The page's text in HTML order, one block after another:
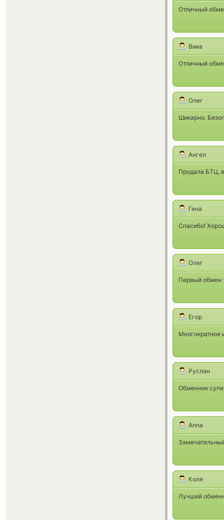
Отличный
Вика
Отличный
Олег
Шикарно.
Ангел
Продала БТЦ,
Гена
Спасибо!
Олег
Первый обмен
Егор
Многократное
Руслан
Обменник
Anna
Коля
Лучший